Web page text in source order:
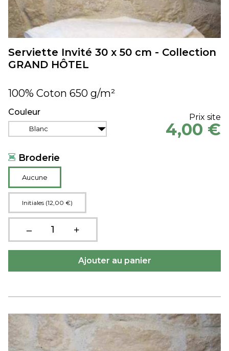
Serviette Invité 30 x 50 cm - Collection
GRAND HÔTEL
100% Coton 650 g/m²
Couleur
Blanc
Broderie
Aucune
Initiales (12,00 €)
Prix site
4,00 €